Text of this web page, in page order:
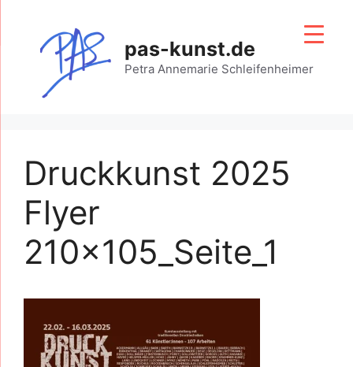
springen
pas-kunst.de
Petra Annemarie Schleifenheimer
Druckkunst 2025
Flyer
210x105_Seite_1